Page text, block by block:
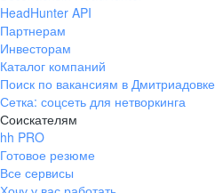
HeadHunter API
Партнерам
Инвесторам
Каталог компаний
Поиск по вакансиям в Дмитриадовке
Сетка: соцсеть для нетворкинга
Соискателям
hh PRO
Готовое резюме
Все сервисы